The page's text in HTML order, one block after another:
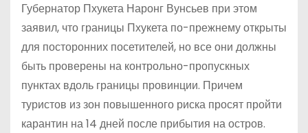
Губернатор Пхукета Наронг Вунсьев при этом
заявил, что границы Пхукета по-прежнему открыты
для посторонних посетителей, но все они должны
быть проверены на контрольно-пропускных
пунктах вдоль границы провинции. Причем
туристов из зон повышенного риска просят пройти
карантин на 14 дней после прибытия на остров.